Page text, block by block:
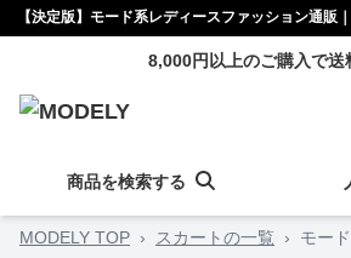
【決定版】モード系レディースファッション通販
8,000円以上のご購入で送
商品を検索する
MODELY TOP › スカートの一覧 › モー